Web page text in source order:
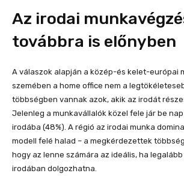
Az irodai
továbbra is előnyben
A válaszok alapján a közép-és kelet-európai
szemében a home office nem a
többségben vannak azok, akik az irodát
Jelenleg a munkavállalók közel fele jár be
irodába (48%). A régió az irodai munka
modell felé halad – a megkérdezettek
hogy az lenne számára az ideális, ha
irodában dolgozhatna.